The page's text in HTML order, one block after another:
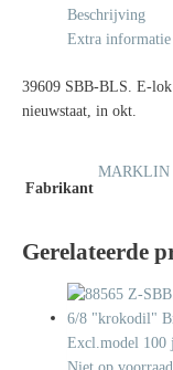
Beschrijving
Extra informatie
39609 SBB-BLS. E-
nieuwstaat, in okt.
Fabrikant
MARKLIN
Gerelateerde